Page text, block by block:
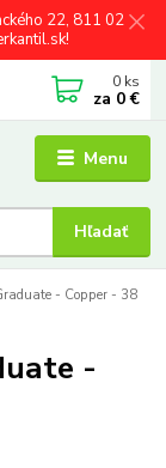
22, 811 02
Menu
Hľadať
0 ks
za 0 €
- Copper - 38
-